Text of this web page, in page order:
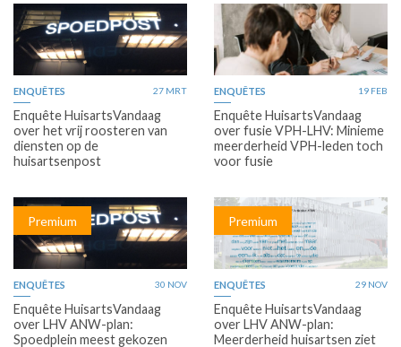
ENQUÊTES 27 MRT
Enquête HuisartsVandaag
over het vrij roosteren van
diensten op de
huisartsenpost
ENQUÊTES 19 FEB
Enquête HuisartsVandaag
over fusie VPH-LHV: Minieme
meerderheid VPH-leden toch
voor fusie
Premium
ENQUÊTES 30 NOV
Enquête HuisartsVandaag
over LHV ANW-plan:
Spoedplein meest gekozen
Premium
ENQUÊTES 29 NOV
Enquête HuisartsVandaag
over LHV ANW-plan:
Meerderheid huisartsen ziet